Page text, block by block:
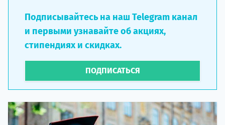
Подписывайтесь на наш Telegram канал
и первыми узнавайте об акциях,
стипендиях и скидках.
ПОДПИСАТЬСЯ